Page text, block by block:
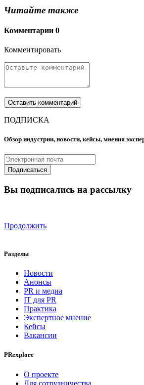
Читайте также
Комментарии 0
Комментировать
ПОДПИСКА
Обзор индустрии, новости, кейсы, мнения
Вы подписались на рассылку
Продолжить
Разделы
Новости
Анонсы
PR и медиа
IT для PR
Практика
Экспертное мнение
Кейсы
Вакансии
PRexplore
О проекте
Для сотрудничества